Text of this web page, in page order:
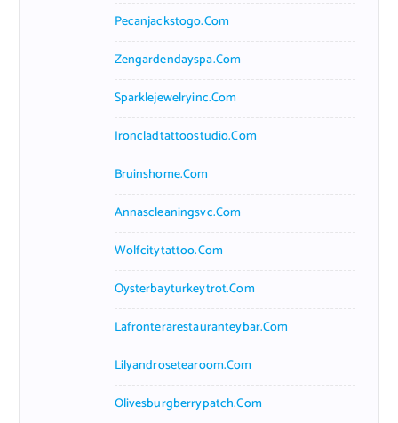
Pecanjackstogo.com
Zengardendayspa.com
Sparklejewelryinc.com
Ironcladtattoostudio.com
Bruinshome.com
Annascleaningsvc.com
Wolfcitytattoo.com
Oysterbayturkeytrot.com
Lafronterarestauranteybar.com
Lilyandrosetearoom.com
Olivesburgberrypatch.com